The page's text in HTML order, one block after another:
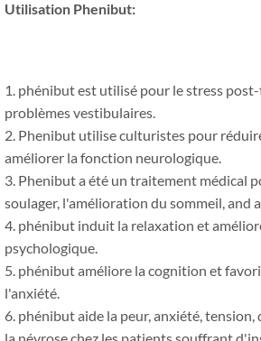
Utilisation Phenibut:
1. phénibut est utilisé pour le stress
problèmes vestibulaires.
2. Phenibut utilise culturistes pour
améliorer la fonction neurologique.
3. Phenibut a été un traitement médical
soulager, l'amélioration du sommeil,and
4. phénibut induit la relaxation et
psychologique.
5. phénibut améliore la cognition et
l'anxiété.
6. phénibut aide la peur, anxiété,